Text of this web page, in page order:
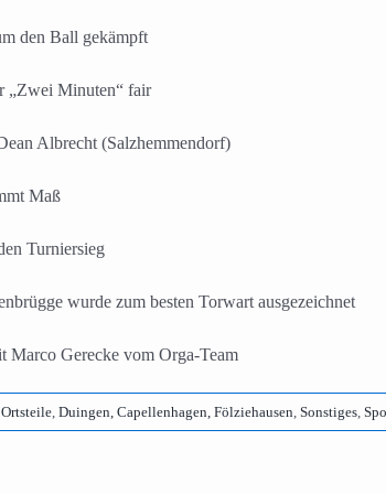
den Ball gekämpft
„Zwei Minuten“ fair
Albrecht (Salzhemmendorf)
Maß
Turniersieg
wurde zum besten Torwart ausgezeichnet
Marco Gerecke vom Orga-Team
, Duingen, Capellenhagen, Fölziehausen, Sonstiges,